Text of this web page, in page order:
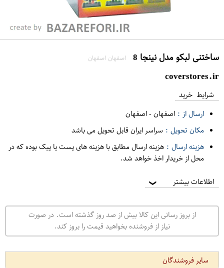
ساختنی لبکو مدل نینجا 8 اصفهان اصفهان
coverstores.ir
شرایط خرید
ارسال از : اصفهان-اصفهان
مکان تحویل : سراسر ایران قابل تحویل می باشد
هزینه ارسال : هزینه ارسال مطابق با هزینه های پست یا پیک بوده که در
محل از خریدار اخذ خواهد شد.
اطلاعات بیشتر ❯
از بروز رسانی این کالا بیش از صد روز گذشته است. در صورت
نیاز از فروشنده بخواهید قیمت را بروز کند.
سایر فروشندگان